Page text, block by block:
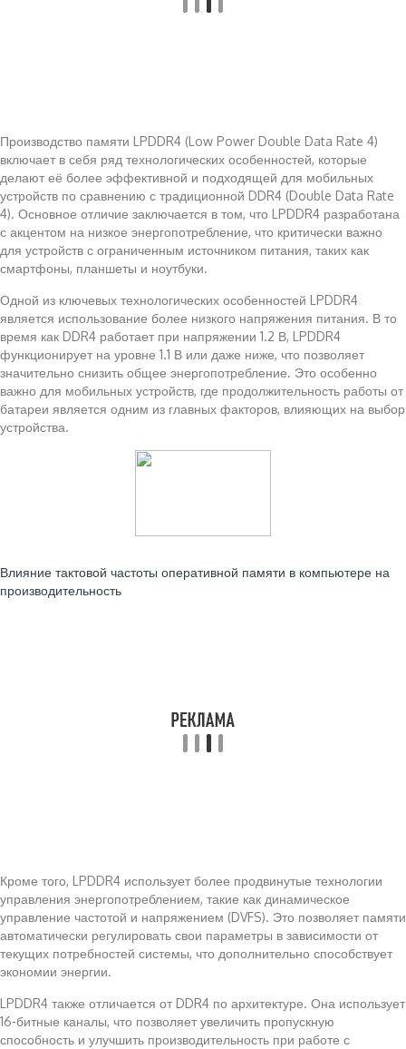
Производство памяти LPDDR4 (Low Power Double Data Rate 4)
включает в себя ряд технологических особенностей, которые
делают её более эффективной и подходящей для мобильных
устройств по сравнению с традиционной DDR4 (Double Data Rate
4). Основное отличие заключается в том, что LPDDR4 разработана
с акцентом на низкое энергопотребление, что критически важно
для устройств с ограниченным источником питания, таких как
смартфоны, планшеты и ноутбуки.
Одной из ключевых технологических особенностей LPDDR4
является использование более низкого напряжения питания. В то
время как DDR4 работает при напряжении 1.2 В, LPDDR4
функционирует на уровне 1.1 В или даже ниже, что позволяет
значительно снизить общее энергопотребление. Это особенно
важно для мобильных устройств, где продолжительность работы от
батареи является одним из главных факторов, влияющих на выбор
устройства.
Влияние тактовой частоты оперативной памяти в компьютере на
производительность
Кроме того, LPDDR4 использует более продвинутые технологии
управления энергопотреблением, такие как динамическое
управление частотой и напряжением (DVFS). Это позволяет памяти
автоматически регулировать свои параметры в зависимости от
текущих потребностей системы, что дополнительно способствует
экономии энергии.
LPDDR4 также отличается от DDR4 по архитектуре. Она использует
16-битные каналы, что позволяет увеличить пропускную
способность и улучшить производительность при работе с